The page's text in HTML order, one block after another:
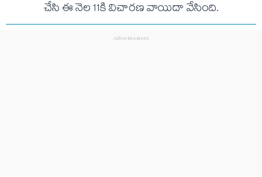
చేసి ఈ నెల 11కి విచారణ వాయిదా వేసింది.